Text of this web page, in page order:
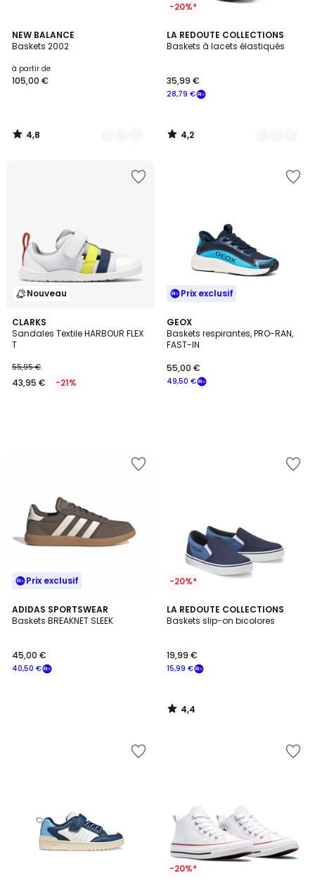
NEW BALANCE
Baskets 2002
à partir de
105,00 €
4,8
/ 5
3
Couleurs
4,8
/
-20%*
LA REDOUTE COLLECTIONS
Baskets à lacets élastiqués
28,79 €
35,99 €
4,2
/ 5
2
Couleurs
4,2
/
Nouveau
CLARKS
Sandales Textile HARBOUR FLEX
T
55,95 €
43,95 € -21%
Prix exclusif
GEOX
Baskets respirantes, PRO-RAN,
FAST-IN
49,50 €
55,00 €
Prix exclusif
ADIDAS SPORTSWEAR
Baskets BREAKNET SLEEK
40,50 €
45,00 €
-20%*
LA REDOUTE COLLECTIONS
Baskets slip-on bicolores
15,99 €
19,99 €
4,4
/ 5
4,4
/
-20%*